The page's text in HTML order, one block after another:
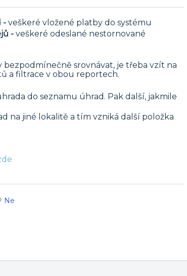
- veškeré vložené platby do systému
- veškeré odeslané nestornované
srovnávat, je třeba vzít na
a filtrace v obou reportech.
do seznamu úhrad. Pak další, jakmile
na jiné lokalitě a tím vzniká další položka
Ne